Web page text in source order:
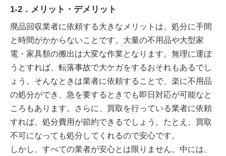
1-2．メリット・デメリット
廃品回収業者に依頼する大きなメリットは、処分に手間
と時間がかからないことです。大量の不用品や大型家
電・家具類の搬出は大変な作業となります。無理に運ぼ
うとすれば、転落事故で大ケガをするおそれもあるでし
ょう。そんなときは業者に依頼することで、楽に不用品
の処分ができ、急を要するときでも即日対応が可能なと
ころもあります。さらに、買取を行っている業者に依頼
すれば、処分費用が節約できるでしょう。たとえ、買取
不可になっても処分してくれるので安心です。
しかし、すべての業者が安心とは限りません。中には、